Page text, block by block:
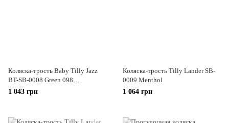
Коляска-трость Baby Tilly Jazz
BT-SB-0008 Green 098
Бирюзовый
1 043 грн
Коляска-трость Tilly Lander SB-
0009 Menthol
1 064 грн